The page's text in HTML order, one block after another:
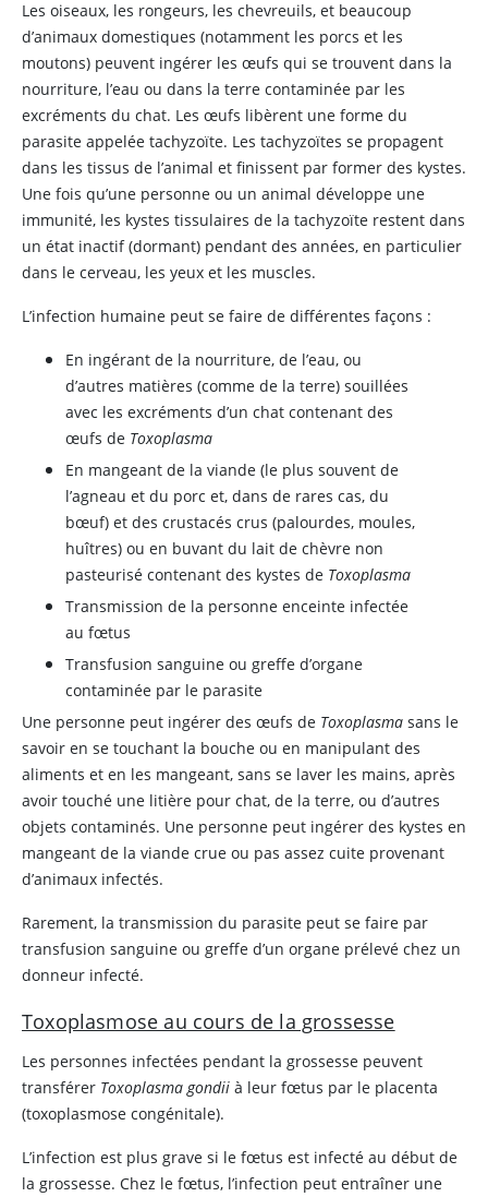
Les oiseaux, les rongeurs, les chevreuils, et beaucoup
d’animaux domestiques (notamment les porcs et les
moutons) peuvent ingérer les œufs qui se trouvent dans la
nourriture, l’eau ou dans la terre contaminée par les
excréments du chat. Les œufs libèrent une forme du
parasite appelée tachyzoïte. Les tachyzoïtes se propagent
dans les tissus de l’animal et finissent par former des kystes.
Une fois qu’une personne ou un animal développe une
immunité, les kystes tissulaires de la tachyzoïte restent dans
un état inactif (dormant) pendant des années, en particulier
dans le cerveau, les yeux et les muscles.
L’infection humaine peut se faire de différentes façons :
En ingérant de la nourriture, de l’eau, ou
d’autres matières (comme de la terre) souillées
avec les excréments d’un chat contenant des
œufs de Toxoplasma
En mangeant de la viande (le plus souvent de
l’agneau et du porc et, dans de rares cas, du
bœuf) et des crustacés crus (palourdes, moules,
huîtres) ou en buvant du lait de chèvre non
pasteurisé contenant des kystes de Toxoplasma
Transmission de la personne enceinte infectée
au fœtus
Transfusion sanguine ou greffe d’organe
contaminée par le parasite
Une personne peut ingérer des œufs de Toxoplasma sans le
savoir en se touchant la bouche ou en manipulant des
aliments et en les mangeant, sans se laver les mains, après
avoir touché une litière pour chat, de la terre, ou d’autres
objets contaminés. Une personne peut ingérer des kystes en
mangeant de la viande crue ou pas assez cuite provenant
d’animaux infectés.
Rarement, la transmission du parasite peut se faire par
transfusion sanguine ou greffe d’un organe prélevé chez un
donneur infecté.
Toxoplasmose au cours de la grossesse
Les personnes infectées pendant la grossesse peuvent
transférer Toxoplasma gondii à leur fœtus par le placenta
(toxoplasmose congénitale).
L’infection est plus grave si le fœtus est infecté au début de
la grossesse. Chez le fœtus, l’infection peut entraîner une